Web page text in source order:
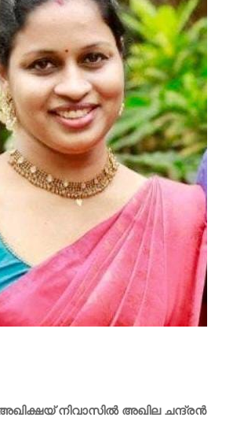
അഖിക്ഷയ് നിവാസിൽ അഖില ചന്ദ്രൻ